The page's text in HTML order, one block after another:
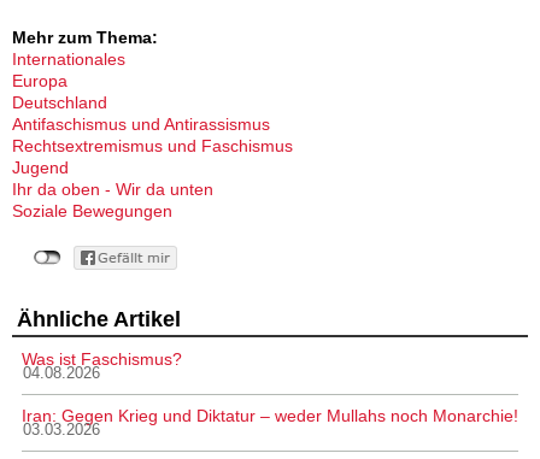
Mehr zum Thema:
Internationales
Europa
Deutschland
Antifaschismus und Antirassismus
Rechtsextremismus und Faschismus
Jugend
Ihr da oben - Wir da unten
Soziale Bewegungen
Ähnliche Artikel
Was ist Faschismus?
04.08.2026
Iran: Gegen Krieg und Diktatur – weder Mullahs noch Monarchie!
03.03.2026